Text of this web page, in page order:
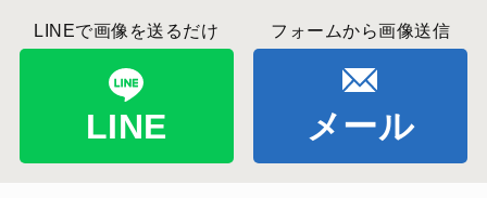
LINEで画像を送るだけ
LINE
フォームから画像送信
メール